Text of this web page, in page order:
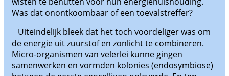
Was dat onontkoombaar of een toevalstreffer?
Uiteindelijk bleek dat het toch voordeliger was om
de energie uit zuurstof en zonlicht te combineren.
Micro-organismen van velerlei kunne gingen
samenwerken en vormden kolonies (endosymbiose)